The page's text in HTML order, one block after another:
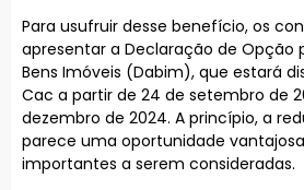
Para usufruir desse benefício, os
apresentar a Declaração de Opção
Bens Imóveis (Dabim), que estará
Cac a partir de 24 de setembro de
dezembro de 2024. A princípio, a
parece uma oportunidade
importantes a serem consideradas.